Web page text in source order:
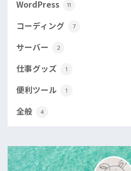
WordPress 11
コーディング 7
サーバー 2
仕事グッズ 1
便利ツール 1
全般 4